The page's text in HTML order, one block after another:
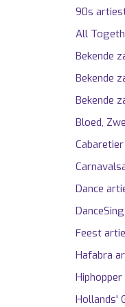
90s
All
Bekende
Bekende
Bekende
Bloed,
Dance
Feest
Hafabra
Hiphopper
Hollands'